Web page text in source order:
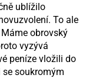
ublížilo
To ale
obrovský
vyzývá
peníze vložili do
soukromým